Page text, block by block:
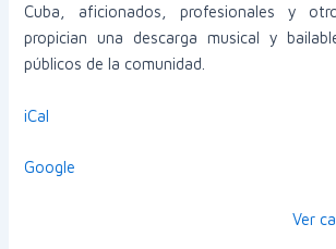
Cuba, aficionados, profesionales y
propician una descarga musical y
públicos de la comunidad.
iCal
Google
Ver